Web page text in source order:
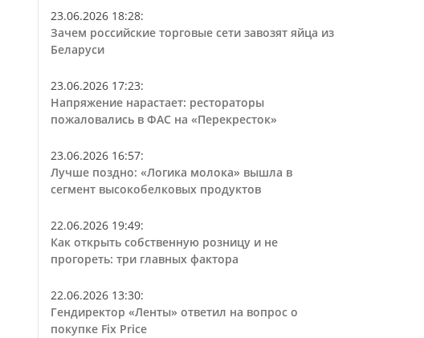
23.06.2026 18:28:
Зачем российские торговые сети завозят яйца из
Беларуси
23.06.2026 17:23:
Напряжение нарастает: рестораторы
пожаловались в ФАС на «Перекресток»
23.06.2026 16:57:
Лучше поздно: «Логика молока» вышла в
сегмент высокобелковых продуктов
22.06.2026 19:49:
Как открыть собственную розницу и не
прогореть: три главных фактора
22.06.2026 13:30:
Гендиректор «Ленты» ответил на вопрос о
покупке Fix Price